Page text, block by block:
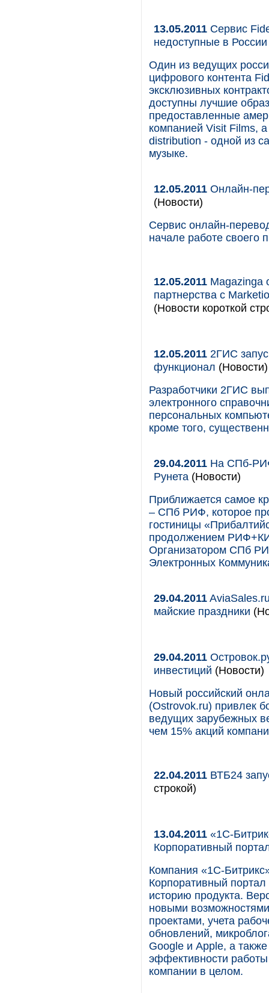
13.05.2011 Сервис
недоступные в
Один из ведущих
цифрового контента
эксклюзивных
доступны лучшие
предоставленные
компанией Visit Films,
distribution - одной из
музыке.
12.05.2011 Онлайн-
(Новости)
Сервис онлайн-
начале работе своего
12.05.2011 Magazinga
партнерства с
(Новости короткой
12.05.2011 2ГИС
функционал (Новости)
Разработчики 2ГИС
электронного
персональных
кроме того,
29.04.2011 На СПб-
Рунета (Новости)
Приближается самое
– СПб РИФ, которое
гостиницы
продолжением
Организатором СПб
Электронных
29.04.2011
майские праздники
29.04.2011
инвестиций (Новости)
Новый российский
(Ostrovok.ru) привлек
ведущих зарубежных
чем 15% акций
22.04.2011 ВТБ24
строкой)
13.04.2011 «1С-
Корпоративный
Компания «1С-
Корпоративный
историю продукта.
новыми
проектами, учета
обновлений,
Google и Apple, а
эффективности работы
компании в целом.